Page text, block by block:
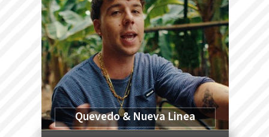
Quevedo & Nueva Linea